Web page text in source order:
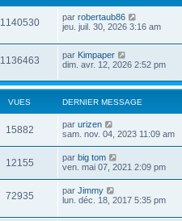
1140530 par robertaub86
jeu. juil. 30, 2026 3:16 am
1136463 par Kimpaper
dim. avr. 12, 2026 2:52 pm
VUES DERNIER MESSAGE
15882 par urizen
sam. nov. 04, 2023 11:09 am
12155 par big tom
ven. mai 07, 2021 2:09 pm
72935 par Jimmy
lun. déc. 18, 2017 5:35 pm